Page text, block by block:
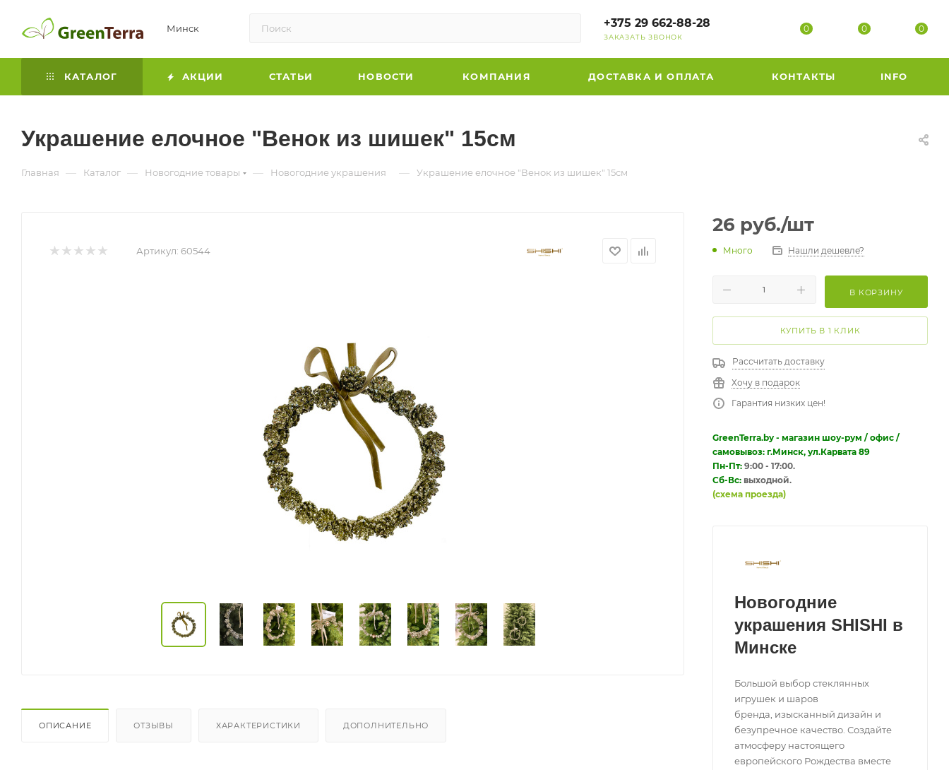
Минск +375 29 662-88-28
ЗАКАЗАТЬ ЗВОНОК
0 0 0
КАТАЛОГ АКЦИИ СТАТЬИ НОВОСТИ КОМПАНИЯ ДОСТАВКА И ОПЛАТА КОНТАКТЫ INFO
Украшение елочное "Венок из шишек" 15см
Главная — Каталог — Новогодние товары — Новогодние украшения — Украшение елочное "Венок из шишек" 15см
Артикул: 60544
ОПИСАНИЕ ОТЗЫВЫ ХАРАКТЕРИСТИКИ ДОПОЛНИТЕЛЬНО
26 руб./шт
Много Нашли дешевле?
В КОРЗИНУ
КУПИТЬ В 1 КЛИК
Рассчитать доставку
Хочу в подарок
Гарантия низких цен!
GreenTerra.by - магазин шоу-рум / офис /
самовывоз: г.Минск, ул.Карвата 89
Пн-Пт: 9:00 - 17:00.
Сб-Вс: выходной.
(схема проезда)
Новогодние
украшения SHISHI в
Минске
Большой выбор стеклянных
игрушек и шаров
бренда, изысканный дизайн и
безупречное качество. Создайте
атмосферу настоящего
европейского Рождества вместе